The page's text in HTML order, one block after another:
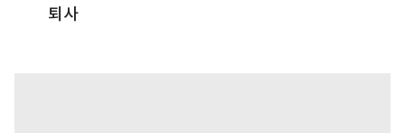
퇴사